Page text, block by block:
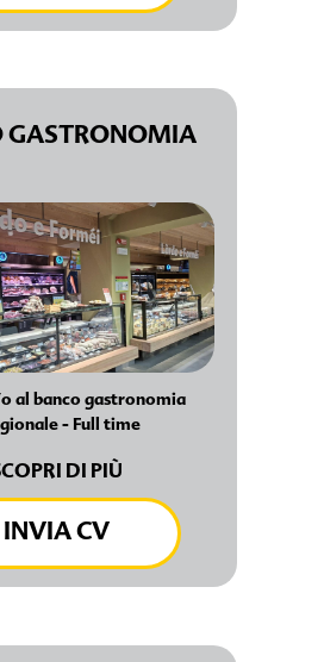
GASTRONOMIA
INVIA CV
al banco gastronomia
- Full time
DI PIÙ